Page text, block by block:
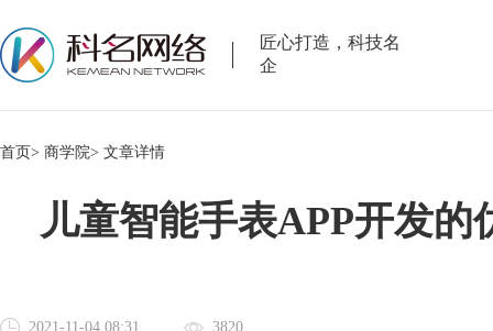
匠心打造，科技名
企
首页> 商学院> 文章详情
儿童智能手表APP开发的
2021-11-04 08:31 3820